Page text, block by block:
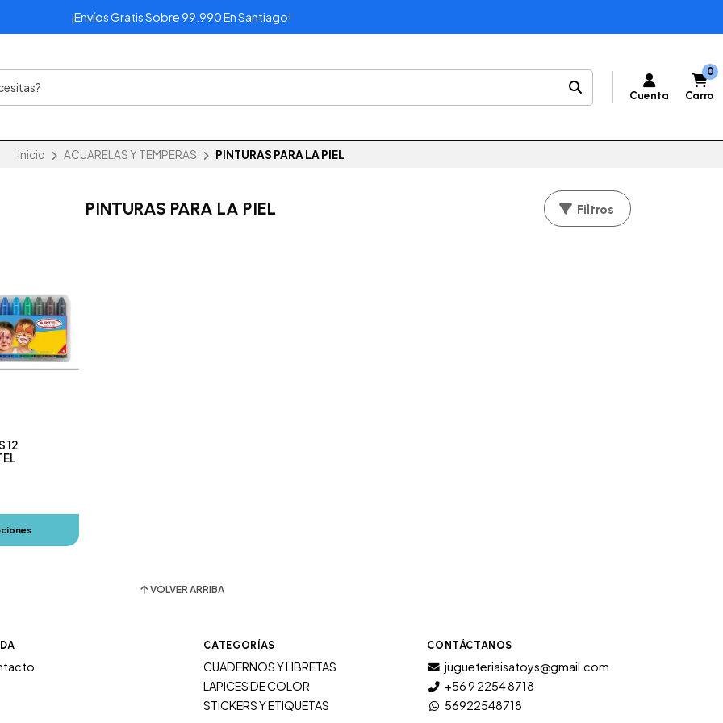
¡Envíos Gratis Sobre 99.990 En Santiago!
Cuenta
0
Carro
Inicio ACUARELAS Y TEMPERAS PINTURAS PARA LA PIEL
PINTURAS PARA LA PIEL Filtros
12
VOLVER ARRIBA
CATEGORÍAS
CUADERNOS Y LIBRETAS
LAPICES DE COLOR
STICKERS Y ETIQUETAS
CONTÁCTANOS
jugueteriaisatoys@gmail.com
+56 9 2254 8718
56922548718